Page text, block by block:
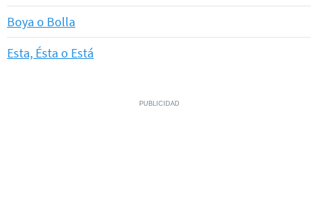
Boya o Bolla
Esta, Ésta o Está